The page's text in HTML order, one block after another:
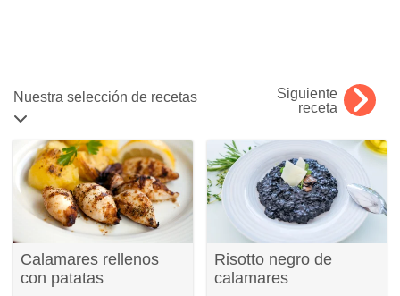
Nuestra selección de recetas
Siguiente
receta
Calamares rellenos
con patatas
Risotto negro de
calamares